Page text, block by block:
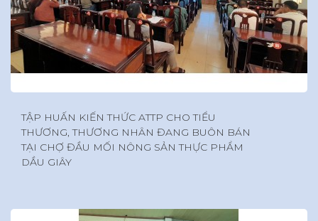
TẬP HUẤN KIẾN THỨC ATTP CHO TIỂU
THƯƠNG, THƯƠNG NHÂN ĐANG BUÔN BÁN
TẠI CHỢ ĐẦU MỐI NÔNG SẢN THỰC PHẨM
DẦU GIÂY